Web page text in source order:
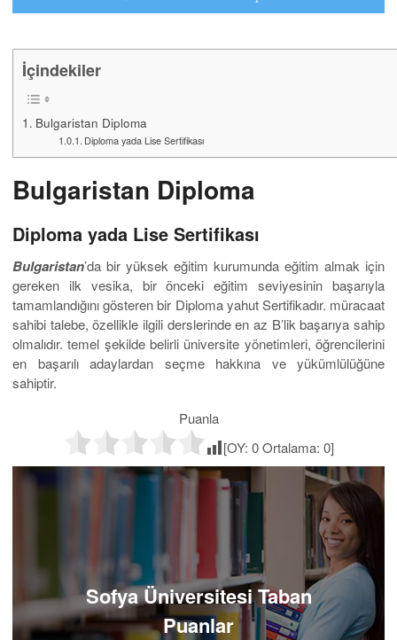
İçindekiler
Bulgaristan Diploma
Diploma yada Lise Sertifikası
Bulgaristan Diploma
Diploma yada Lise Sertifikası
Bulgaristan’da bir yüksek eğitim kurumunda eğitim almak için
gereken ilk vesika, bir önceki eğitim seviyesinin başarıyla
tamamlandığını gösteren bir Diploma yahut Sertifikadır. müracaat
sahibi talebe, özellikle ilgili derslerinde en az B’lik başarıya sahip
olmalıdır. temel şekilde belirli üniversite yönetimleri, öğrencilerini
en başarılı adaylardan seçme hakkına ve yükümlülüğüne
sahiptir.
Puanla
[OY: 0Ortalama: 0]
Sofya Üniversitesi Taban
Puanlar